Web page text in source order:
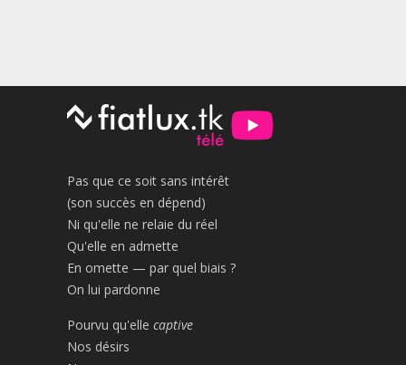
Pas que ce soit sans intérêt
(son succès en dépend)
Ni qu'elle ne relaie du réel
Qu'elle en admette
En omette — par quel biais ?
On lui pardonne
Pourvu qu'elle captive
Nos désirs